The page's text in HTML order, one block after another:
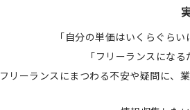
「自分の単価はいくらぐら
「フリーランスにな
フリーランスにまつわる不安や疑問に、